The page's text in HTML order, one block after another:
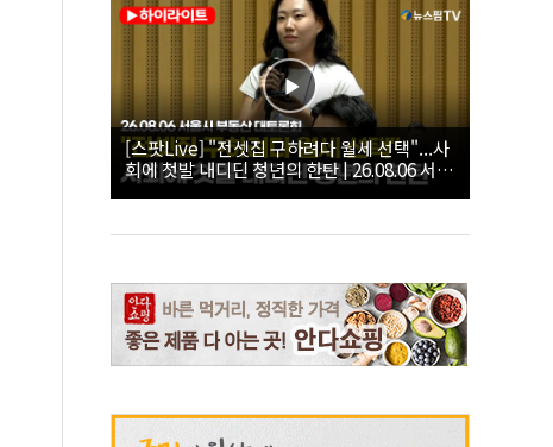
[스팟Live] "전셋집 구하려다 월세 선택"...사
회에 첫발 내디딘 청년의 한탄 | 26.08.06 서울
시 부동산 대토론회